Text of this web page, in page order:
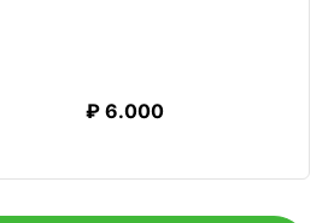
₽ 6.000